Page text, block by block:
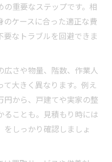
重要なステップです。相
ケースに合った適正な費
なトラブルを回避できま
さや物量、階数、作業人
大きく異なります。例え
円から、戸建てや実家の整
ることも。見積もり時には
をしっかり確認しましょ